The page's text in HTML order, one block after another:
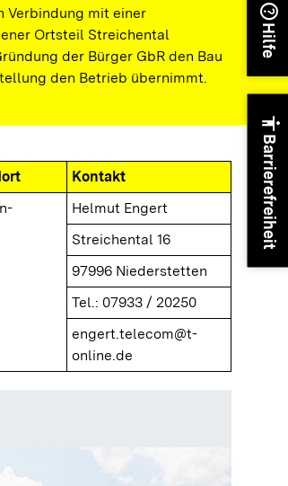
Verbindung mit einer
Ortsteil Streichental
der Bürger GbR den Bau
den Betrieb übernimmt.
Kontakt
Helmut Engert
Streichental 16
97996 Niederstetten
Tel.: 07933 / 20250
engert.telecom@t-
online.de
help
Hilfe
accessibility
Barrierefreiheit